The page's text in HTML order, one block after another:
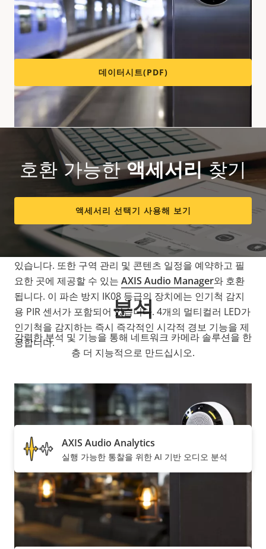
올인원 장치
이 첨단 올인원 센서에는 양방향 통신을 위한 내장 스피커
와 마이크가 포함되어 있습니다. 사전 설치된
AXIS Audio
트를 획득할 수 있습니다. 예를 들어, 비명, 고함, 유리 파
손과 같은 유의미한 소리를 감지할 수 있을 뿐만 아니라,
SPL(음압 레벨)을 측정하여 소음 공해를 모니터링할 수
있습니다. 또한 구역 관리 및 콘텐츠 일정을 예약하고 필
요한 곳에 제공할 수 있는 AXIS Audio Manager와 호환
됩니다. 이 파손 방지 IK08 등급의 장치에는 인기척 감지
용 PIR 센서가 포함되어 있습니다. 4개의 멀티컬러 LED가
인기척을 감지하는 즉시 즉각적인 시각적 경보 기능을 제
공합니다.
기술 사양을 보려면 아래의 데이터시트를 다운로드하십
시오.
데이터시트(PDF)
호환 가능한액세서리찾기
액세서리 선택기 사용해 보기
분석
강력한 분석 및 기능을 통해 네트워크 카메라 솔루션을 한
층 더 지능적으로 만드십시오.
포함 항목
AXIS Audio Analytics
실행 가능한 통찰을 위한 AI 기반 오디오 분석
지원되는 항목